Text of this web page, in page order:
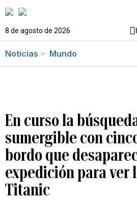
8 de agosto de 2026
Noticias Mundo
En curso la
sumergible con
bordo que
expedición para ver
Titanic